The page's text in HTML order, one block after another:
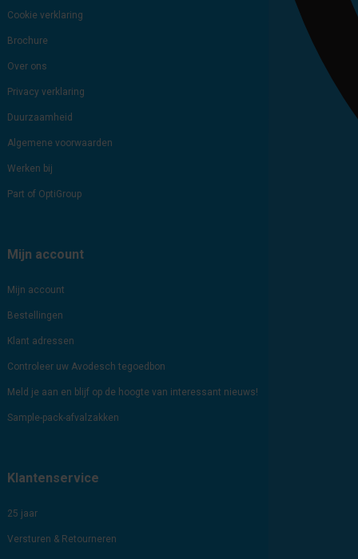
Cookie verklaring
Brochure
Over ons
Privacy verklaring
Duurzaamheid
Algemene voorwaarden
Werken bij
Part of OptiGroup
Mijn account
Mijn account
Bestellingen
Klant adressen
Controleer uw Avodesch tegoedbon
Meld je aan en blijf op de hoogte van interessant nieuws!
Sample-pack-afvalzakken
Klantenservice
25 jaar
Versturen & Retourneren